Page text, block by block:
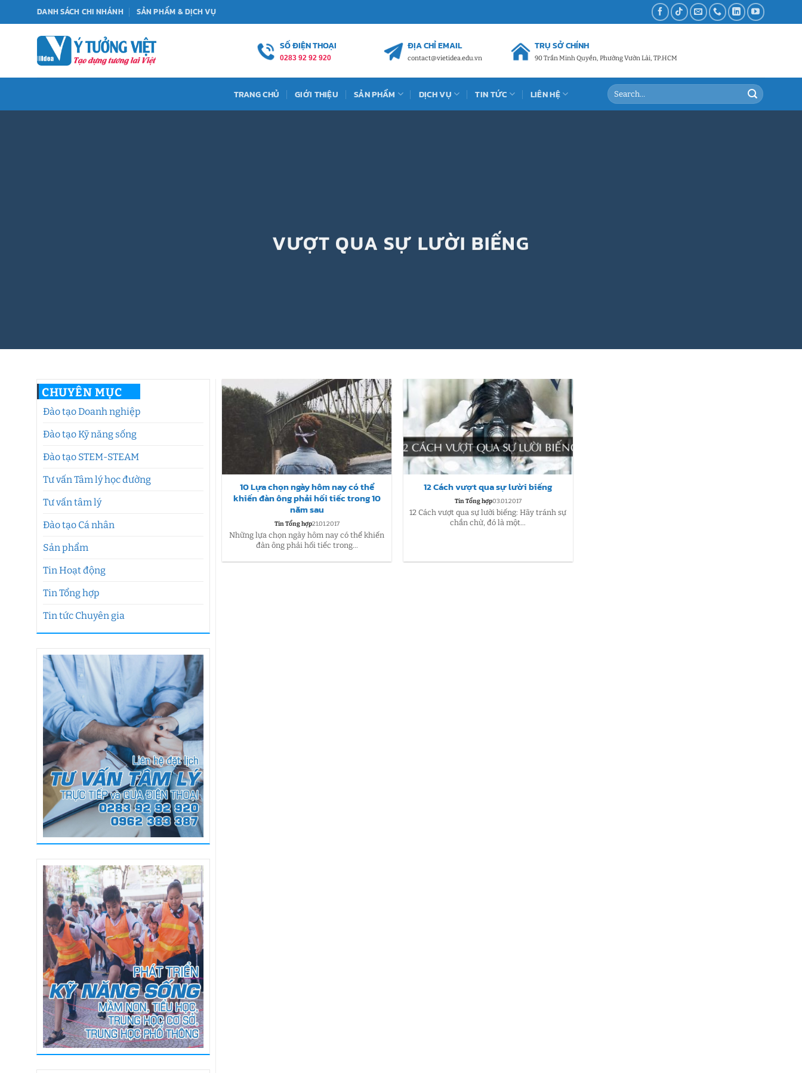
qua
DANH SÁCH CHI NHÁNH SẢN PHẨM & DỊCH VỤ
SỐ ĐIỆN THOẠI
0283 92 92 920
ĐỊA CHỈ EMAIL
contact@vietidea.edu.vn
TRỤ SỞ CHÍNH
90 Trần Minh Quyền, Phường Vườn Lài, TP.HCM
TRANG CHỦ GIỚI THIỆU SẢN PHẨM DỊCH VỤ TIN TỨC LIÊN HỆ
VƯỢT QUA SỰ LƯỜI BIẾNG
CHUYÊN MỤC
Đào tạo Doanh nghiệp
Đào tạo Kỹ năng sống
Đào tạo STEM-STEAM
Tư vấn Tâm lý học đường
Tư vấn tâm lý
Đào tạo Cá nhân
Sản phẩm
Tin Hoạt động
Tin Tổng hợp
Tin tức Chuyên gia
10 Lựa chọn ngày hôm nay có thể
khiến đàn ông phải hối tiếc trong 10
năm sau
Tin Tổng hợp21.01.2017
Những lựa chọn ngày hôm nay có thể khiến
đàn ông phải hối tiếc trong...
12 Cách vượt qua sự lười biếng
Tin Tổng hợp03.01.2017
12 Cách vượt qua sự lười biếng: Hãy tránh sự
chần chừ, đó là một...